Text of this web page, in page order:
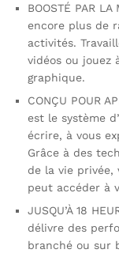
BOOSTÉ PAR
encore plus de
activités.
vidéos ou jouez
graphique.
CONÇU POUR
est le système
écrire, à vous
Grâce à des
de la vie privée,
peut accéder à
JUSQU’À 18
délivre des
branché ou sur